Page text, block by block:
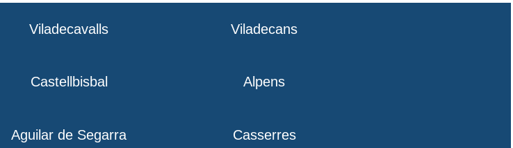
Viladecavalls Viladecans
Castellbisbal Alpens
Aguilar de Segarra Casserres